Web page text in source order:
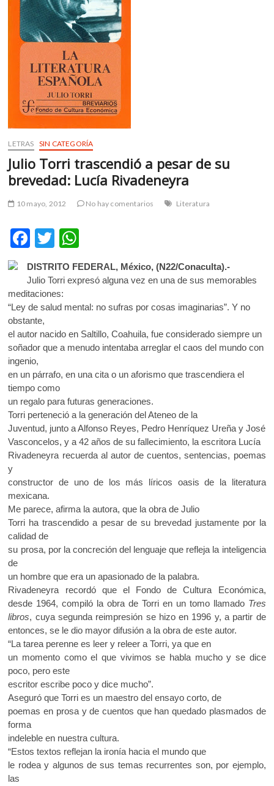
LETRAS SIN CATEGORÍA
Julio Torri trascendió a pesar de su
brevedad: Lucía Rivadeneyra
10 mayo, 2012 No hay comentarios Literatura
F
ac
e
b
o
o
k
T
w
itt
er
h
at
A
p
p
DISTRITO FEDERAL, México, (N22/Conaculta).-
Julio Torri expresó alguna vez en una de sus memorables
meditaciones:
“Ley de salud mental: no sufras por cosas imaginarias”. Y no
obstante,
el autor nacido en Saltillo, Coahuila, fue considerado siempre un
soñador que a menudo intentaba arreglar el caos del mundo con
ingenio,
en un párrafo, en una cita o un aforismo que trascendiera el
tiempo como
un regalo para futuras generaciones.
Torri perteneció a la generación del Ateneo de la
Juventud, junto a Alfonso Reyes, Pedro Henríquez Ureña y José
Vasconcelos, y a 42 años de su fallecimiento, la escritora Lucía
Rivadeneyra recuerda al autor de cuentos, sentencias, poemas
y
constructor de uno de los más líricos oasis de la literatura
mexicana.
Me parece, afirma la autora, que la obra de Julio
Torri ha trascendido a pesar de su brevedad justamente por la
calidad de
su prosa, por la concreción del lenguaje que refleja la inteligencia
de
un hombre que era un apasionado de la palabra.
Rivadeneyra recordó que el Fondo de Cultura Económica,
desde 1964, compiló la obra de Torri en un tomo llamado Tres
libros, cuya segunda reimpresión se hizo en 1996 y, a partir de
entonces, se le dio mayor difusión a la obra de este autor.
“La tarea perenne es leer y releer a Torri, ya que en
un momento como el que vivimos se habla mucho y se dice
poco, pero este
escritor escribe poco y dice mucho”.
Aseguró que Torri es un maestro del ensayo corto, de
poemas en prosa y de cuentos que han quedado plasmados de
forma
indeleble en nuestra cultura.
“Estos textos reflejan la ironía hacia el mundo que
le rodea y algunos de sus temas recurrentes son, por ejemplo,
las